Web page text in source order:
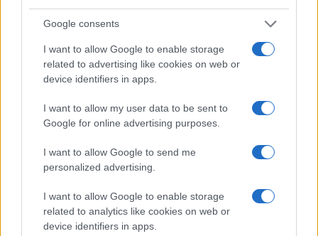
Google consents
I want to allow Google to enable storage
related to advertising like cookies on web or
device identifiers in apps.
I want to allow my user data to be sent to
Google for online advertising purposes.
I want to allow Google to send me
personalized advertising.
I want to allow Google to enable storage
related to analytics like cookies on web or
device identifiers in apps.
Viene quindi sollevato un interrogativo,
richiamando anche considerazioni attribuite
magistrato Gratteri: alcuni giornali starebbero
forse sfruttando la disponibilità di intercettazioni,
anche datate e non rilevanti, per colpire figure
ritenute scomode o invise a determinati ambienti?
narrazioni basate suinsinuazioni e presunzioni
di colpevolezzarisultano inaccettabili. Questo